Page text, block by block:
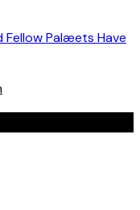
Fellow Palæets Have